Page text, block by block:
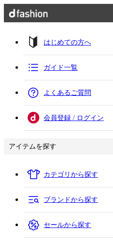
はじめての方へ
ガイド一覧
よくあるご質問
会員登録 / ログイン
アイテムを探す
カテゴリから探す
ブランドから探す
セールから探す